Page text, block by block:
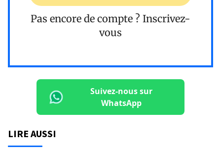
Pas encore de compte ? Inscrivez-
vous
Suivez-nous sur
WhatsApp
LIRE AUSSI